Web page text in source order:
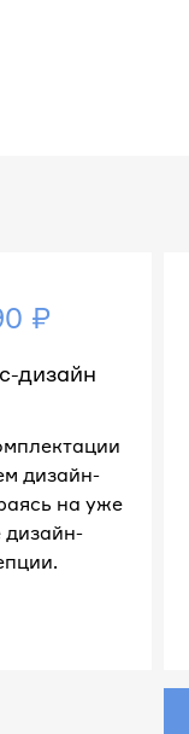
₽
дизайн
дизайн-
на уже
дизайн-